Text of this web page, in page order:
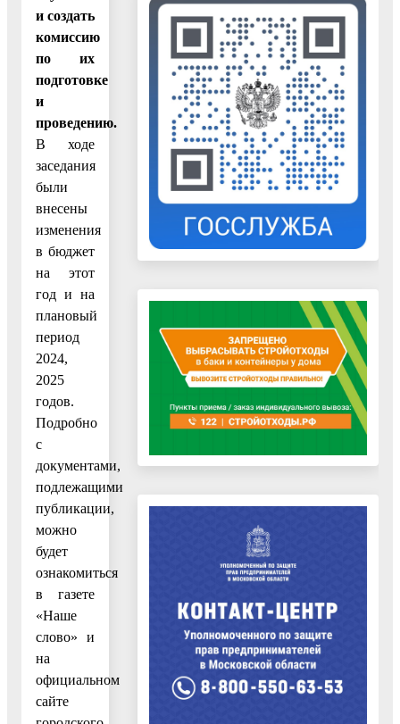
и создать
комиссию
по их
подготовке
и
проведению.
В ходе
заседания
были
внесены
изменения
в бюджет
на этот
год и на
плановый
период
2024,
2025
годов.
Подробно
с
документами,
подлежащими
публикации,
можно
будет
ознакомиться
в газете
«Наше
слово» и
на
официальном
сайте